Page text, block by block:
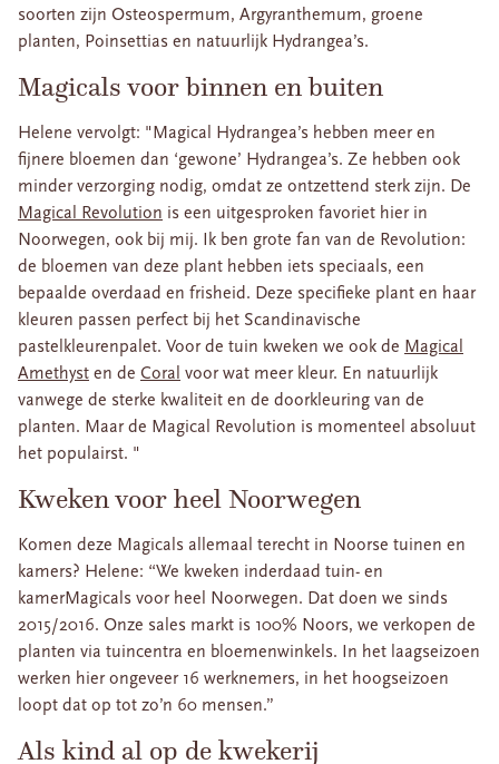
soorten zijn Osteospermum, Argyranthemum, groene
planten, Poinsettias en natuurlijk Hydrangea’s.
Magicals voor binnen en buiten
Helene vervolgt: "Magical Hydrangea’s hebben meer en
fijnere bloemen dan ‘gewone’ Hydrangea’s. Ze hebben ook
minder verzorging nodig, omdat ze ontzettend sterk zijn. De
Magical Revolution is een uitgesproken favoriet hier in
Noorwegen, ook bij mij. Ik ben grote fan van de Revolution:
de bloemen van deze plant hebben iets speciaals, een
bepaalde overdaad en frisheid. Deze specifieke plant en haar
kleuren passen perfect bij het Scandinavische
pastelkleurenpalet. Voor de tuin kweken we ook de Magical
Amethyst en de Coral voor wat meer kleur. En natuurlijk
vanwege de sterke kwaliteit en de doorkleuring van de
planten. Maar de Magical Revolution is momenteel absoluut
het populairst. "
Kweken voor heel Noorwegen
Komen deze Magicals allemaal terecht in Noorse tuinen en
kamers? Helene: “We kweken inderdaad tuin- en
kamerMagicals voor heel Noorwegen. Dat doen we sinds
2015/2016. Onze sales markt is 100% Noors, we verkopen de
planten via tuincentra en bloemenwinkels. In het laagseizoen
werken hier ongeveer 16 werknemers, in het hoogseizoen
loopt dat op tot zo’n 60 mensen.”
Als kind al op de kwekerij